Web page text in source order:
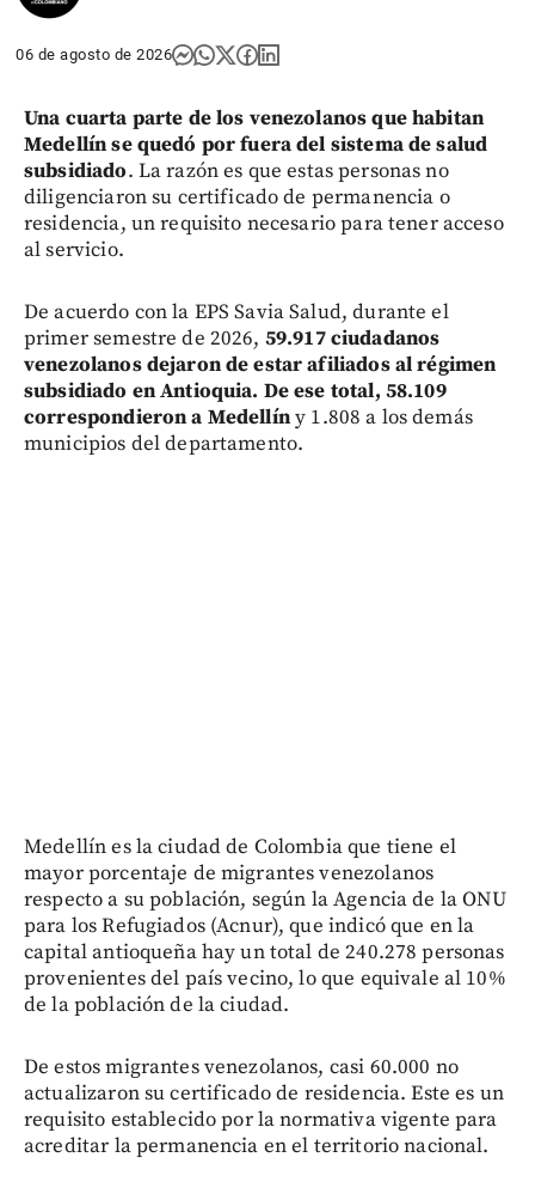
06 de agosto de 2026
Una cuarta parte de los venezolanos que habitan
Medellín se quedó por fuera del sistema de salud
subsidiado. La razón es que estas personas no
diligenciaron su certificado de permanencia o
residencia, un requisito necesario para tener acceso
al servicio.
De acuerdo con la EPS Savia Salud, durante el
primer semestre de 2026, 59.917 ciudadanos
venezolanos dejaron de estar afiliados al régimen
subsidiado en Antioquia. De ese total, 58.109
correspondieron a Medellíny 1.808 a los demás
municipios del departamento.
Medellín es la ciudad de Colombia que tiene el
mayor porcentaje de migrantes venezolanos
respecto a su población, según la Agencia de la ONU
para los Refugiados (Acnur), que indicó que en la
capital antioqueña hay un total de 240.278 personas
provenientes del país vecino, lo que equivale al 10%
de la población de la ciudad.
De estos migrantes venezolanos, casi 60.000 no
actualizaron su certificado de residencia. Este es un
requisito establecido por la normativa vigente para
acreditar la permanencia en el territorio nacional.